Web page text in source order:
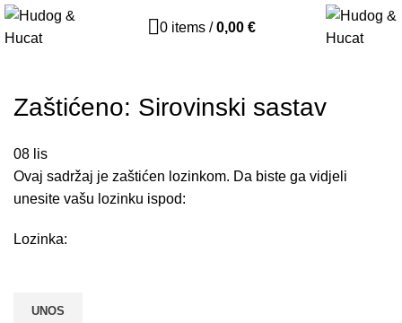
0 items / 0,00 €
Zaštićeno: Sirovinski sastav
08 lis
Ovaj sadržaj je zaštićen lozinkom. Da biste ga vidjeli
unesite vašu lozinku ispod:
Lozinka: